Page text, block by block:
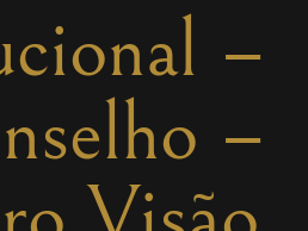
–
–